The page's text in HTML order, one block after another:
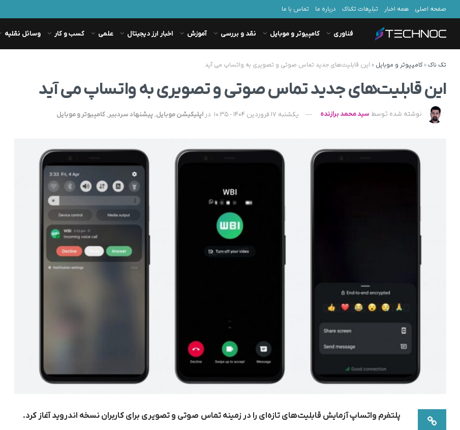
صفحه اصلی همه اخبار تبلیغات تکناک درباره ما تماس با ما
فناوری کامپیوتر و موبایل نقد و بررسی آموزش اخبار ارز دیجیتال علمی کسب و کار وسائل نقلیه
تک ناک»کامپیوتر و موبایل » این قابلیت‌های جدید تماس صوتی و تصویری به واتساپ می آید
این قابلیت‌های جدید تماس صوتی و تصویری به واتساپ می آید
نوشته شده توسط سید محمد برازنده یکشنبه 17 فروردین 1404 - 10:35 در اپلیکیشن موبایل,پیشنهاد سردبیر,کامپیوتر و موبایل
پلتفرم واتساپ آزمایش قابلیت‌های تازه‌ای را در زمینه تماس صوتی و تصویری برای کاربران نسخه اندروید آغاز کرد.